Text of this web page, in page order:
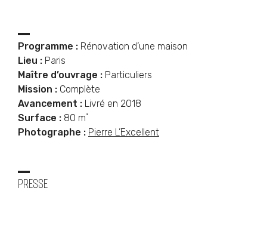
Programme : Rénovation d’une maison
Lieu : Paris
Maître d’ouvrage : Particuliers
Mission : Complète
Avancement : Livré en 2018
Surface : 80 m²
Photographe : Pierre L’Excellent
Presse